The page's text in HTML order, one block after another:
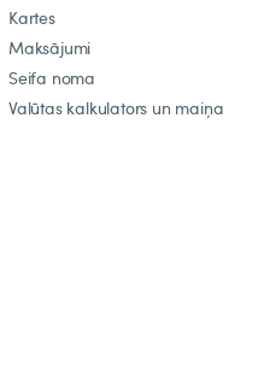
Kartes
Maksājumi
Seifa noma
Valūtas kalkulators un maiņa